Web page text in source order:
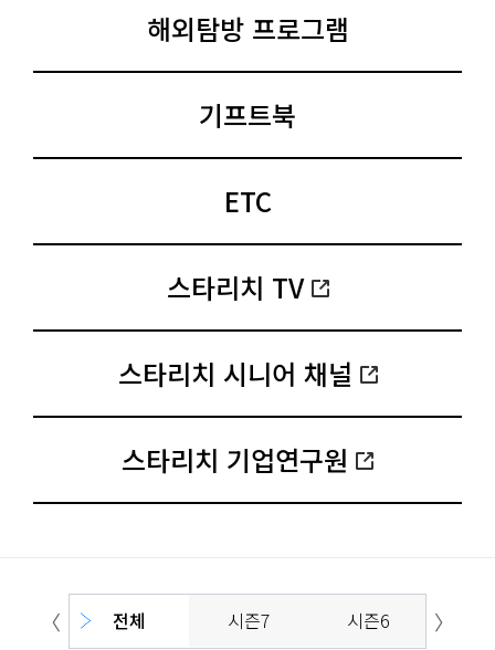
해외탐방 프로그램
기프트북
ETC
스타리치 TV
스타리치 시니어 채널
스타리치 기업연구원
〈 전체 시즌7 시즌6 〉